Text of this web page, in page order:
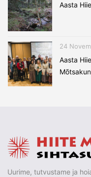
Aasta
24
Aasta
Uurime, tutvustame ja